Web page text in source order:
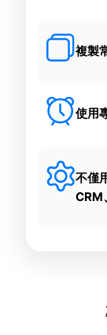
複製
使用
不僅
CRM